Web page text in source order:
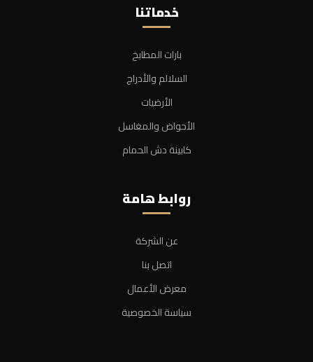
خدماتنا
بارات المطابخ
السلالم والأدراج
الأرضيات
الأحواض والمغاسل
كابينة دش الحمام
روابط هامة
عن الشركة
اتصل بنا
معرض الأعمال
سياسة الخصوصية